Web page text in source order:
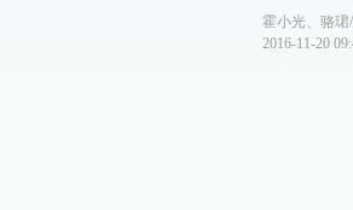
霍小光、骆珺
2016-11-20